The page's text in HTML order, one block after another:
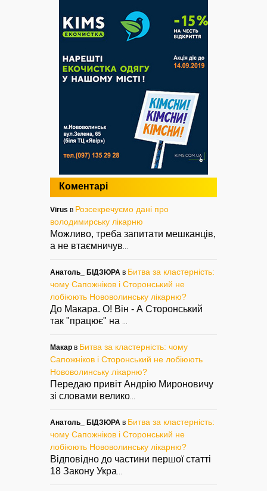
Коментарі
Virus в Розсекречуємо дані про
володимирську лікарню
Можливо, треба запитати мешканців,
а не втаємничув
Анатоль_ БІДЗЮРА в Битва за кластерність:
чому Сапожніков і Сторонський не
лобіюють Нововолинську лікарню?
До Макара. О! Він - А Сторонський
так "працює" на
Макар в Битва за кластерність: чому
Сапожніков і Сторонський не лобіюють
Нововолинську лікарню?
Передаю привіт Андрію Мироновичу
зі словами велико
Анатоль_ БІДЗЮРА в Битва за кластерність:
чому Сапожніков і Сторонський не
лобіюють Нововолинську лікарню?
Відповідно до частини першої статті
18 Закону Укра